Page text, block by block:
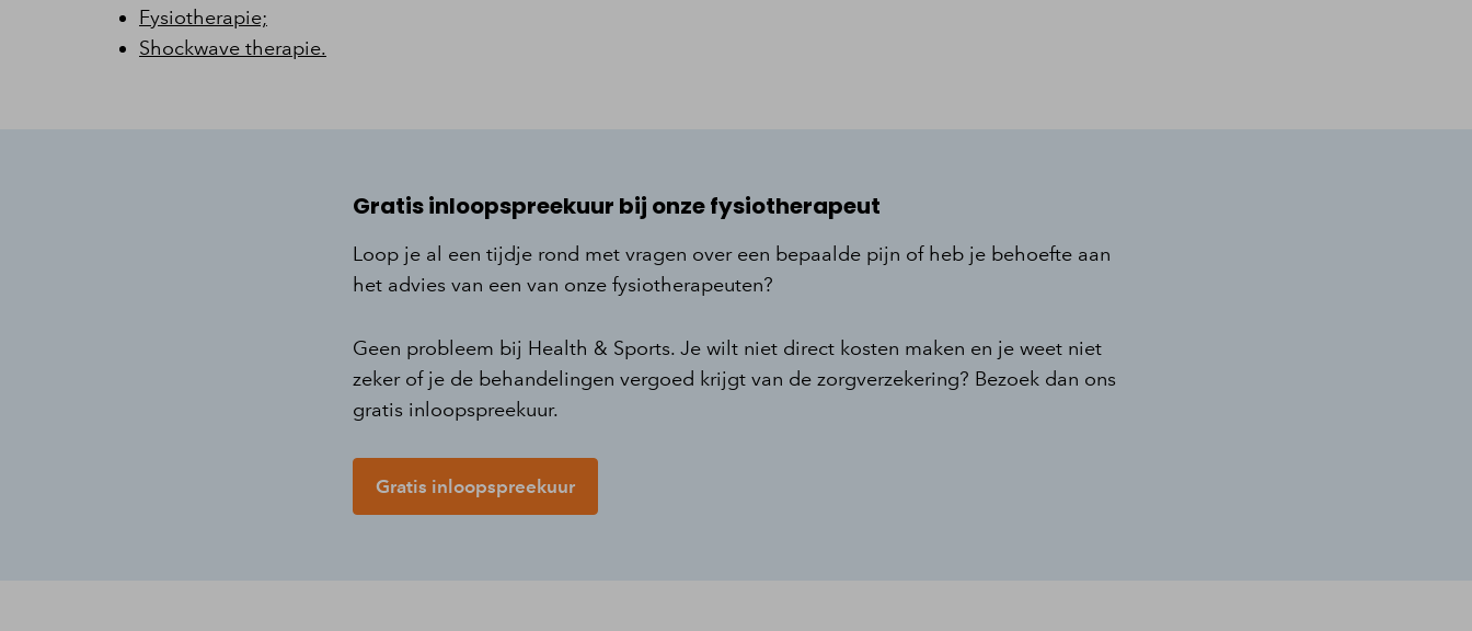
Fysiotherapie;
Shockwave therapie.
Gratis inloopspreekuur bij onze fysiotherapeut
Loop je al een tijdje rond met vragen over een bepaalde pijn of heb je behoefte aan
het advies van een van onze fysiotherapeuten?
Geen probleem bij Health & Sports. Je wilt niet direct kosten maken en je weet niet
zeker of je de behandelingen vergoed krijgt van de zorgverzekering? Bezoek dan ons
gratis inloopspreekuur.
Gratis inloopspreekuur